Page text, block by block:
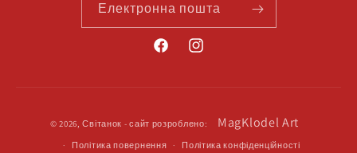
Електронна пошта
оплати
© 2026,Світанок - сайт розроблено: MagKlodel Art
Політика повернення Політика конфіденційності